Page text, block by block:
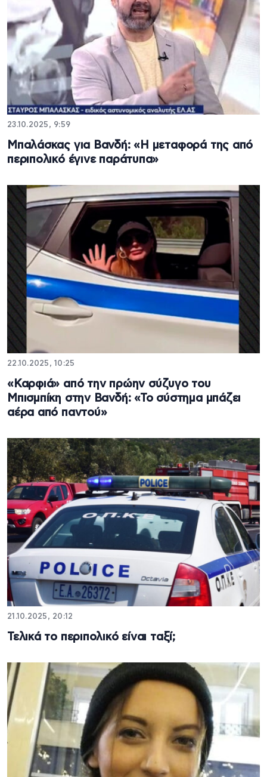
23.10.2025, 9:59
Μπαλάσκας για Βανδή: «Η μεταφορά της από
περιπολικό έγινε παράτυπα»
22.10.2025, 10:25
«Καρφιά» από την πρώην σύζυγο του
Μπισμπίκη στην Βανδή: «Το σύστημα μπάζει
αέρα από παντού»
21.10.2025, 20:12
Τελικά το περιπολικό είναι ταξί;